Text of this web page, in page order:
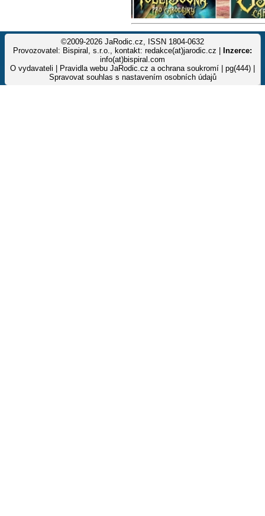
©2009-2026 JaRodic.cz, ISSN 1804-0632
Provozovatel: Bispiral, s.r.o., kontakt: redakce(at)jarodic.cz |
Inzerce:
info(at)bispiral.com
O vydavateli
Pravidla webu JaRodic.cz a ochrana soukromí | pg(444) |
Spravovat souhlas s nastavením osobních údajů